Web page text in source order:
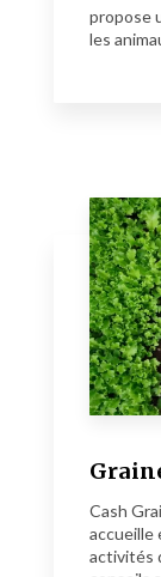
propose
les
Cash
accueille
activités